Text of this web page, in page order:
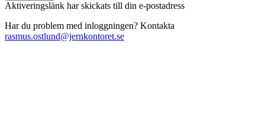
Aktiveringslänk har skickats till din e-postadress
Har du problem med inloggningen? Kontakta
rasmus.ostlund@jernkontoret.se